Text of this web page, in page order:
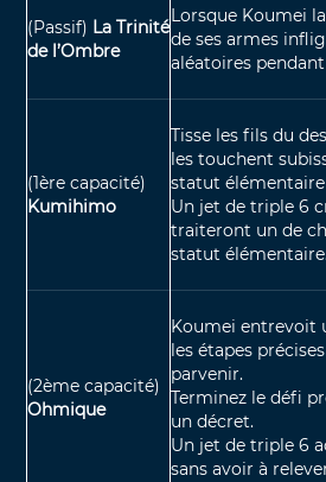
(Passif) La Trinité
de l’Ombre
Lorsque Koumei
de ses armes
aléatoires
(1ère capacité)
Kumihimo
Tisse les fils du
les touchent
statut
Un jet de triple 6
traiteront un de
statut
(2ème capacité)
Ohmique
Koumei entrevoit
les étapes
parvenir.
Terminez le défi
un décret.
Un jet de triple 6
sans avoir à